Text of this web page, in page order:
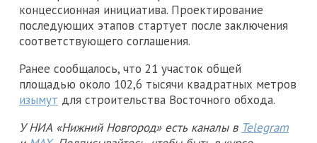
концессионная инициатива. Проектирование
последующих этапов стартует после заключения
соответствующего соглашения.
Ранее сообщалось, что 21 участок общей
площадью около 102,6 тысячи квадратных метров
изымут для строительства Восточного обхода.
У НИА «Нижний Новгород» есть каналы в Telegram